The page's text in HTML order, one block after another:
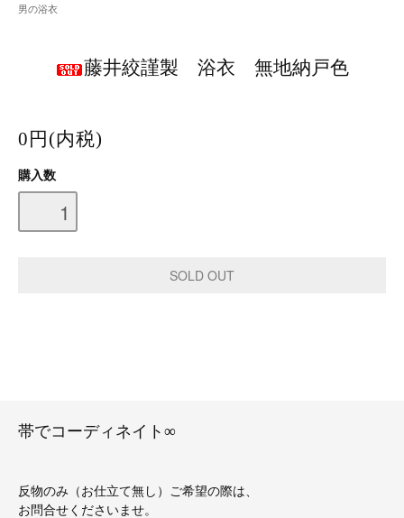
男の浴衣
藤井絞謹製 浴衣 無地納戸色
0円(内税)
購入数
帯でコーディネイト∞
反物のみ（お仕立て無し）ご希望の際は、
お問合せくださいませ。